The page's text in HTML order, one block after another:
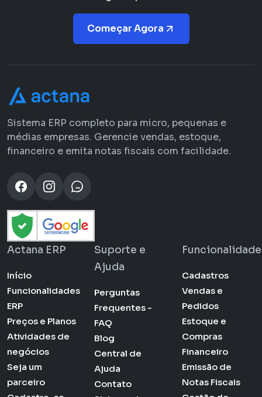
Começar Agora
Sistema ERP completo para micro, pequenas e
médias empresas. Gerencie vendas, estoque,
financeiro e emita notas fiscais com facilidade.
Actana ERP
Início
Funcionalidades
ERP
Preços e Planos
Atividades de
negócios
Seja um
parceiro
Suporte e
Ajuda
Perguntas
Frequentes -
FAQ
Blog
Central de
Ajuda
Contato
Cadastros
Vendas e
Pedidos
Estoque e
Compras
Financeiro
Emissão de
Notas Fiscais